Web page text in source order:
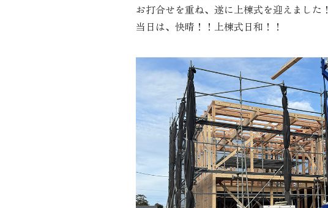
お打合せを重ね、遂に上棟式を迎えました！
当日は、快晴！！上棟式日和！！